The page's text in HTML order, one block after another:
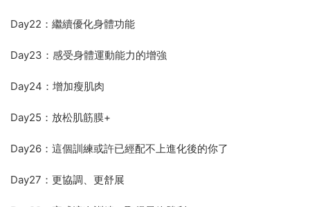
Day22：繼續優化身體功能
Day23：感受身體運動能力的增強
Day24：增加瘦肌肉
Day25：放松肌筋膜+
Day26：這個訓練或許已經配不上進化後的你了
Day27：更協調、更舒展